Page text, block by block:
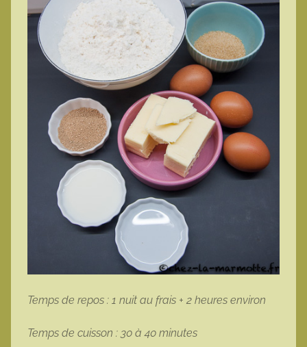
Temps de repos : 1 nuit au frais + 2 heures environ
Temps de cuisson : 30 à 40 minutes